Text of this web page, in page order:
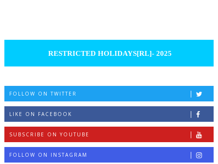
RESTRICTED HOLIDAYS[RL]- 2025
FOLLOW ON TWITTER
LIKE ON FACEBOOK
SUBSCRIBE ON YOUTUBE
FOLLOW ON INSTAGRAM